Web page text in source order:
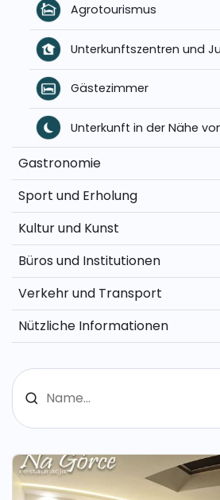
Agrotourismus
Unterkunftszentren und
Gästezimmer
Unterkunft in der Nähe
Gastronomie
Sport und Erholung
Kultur und Kunst
Büros und Institutionen
Verkehr und Transport
Nützliche Informationen